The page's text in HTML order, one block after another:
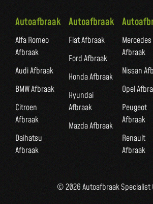
Autoafbraak
Alfa Romeo
Afbraak
Audi Afbraak
BMW Afbraak
Citroen
Afbraak
Daihatsu
Afbraak
Autoafbraak
Fiat Afbraak
Ford Afbraak
Honda Afbraak
Hyundai
Afbraak
Mazda Afbraak
Mercedes
Afbraak
Nissan
Opel
Peugeot
Afbraak
Renault
Afbraak
© 2026 Autoafbraak Specialist